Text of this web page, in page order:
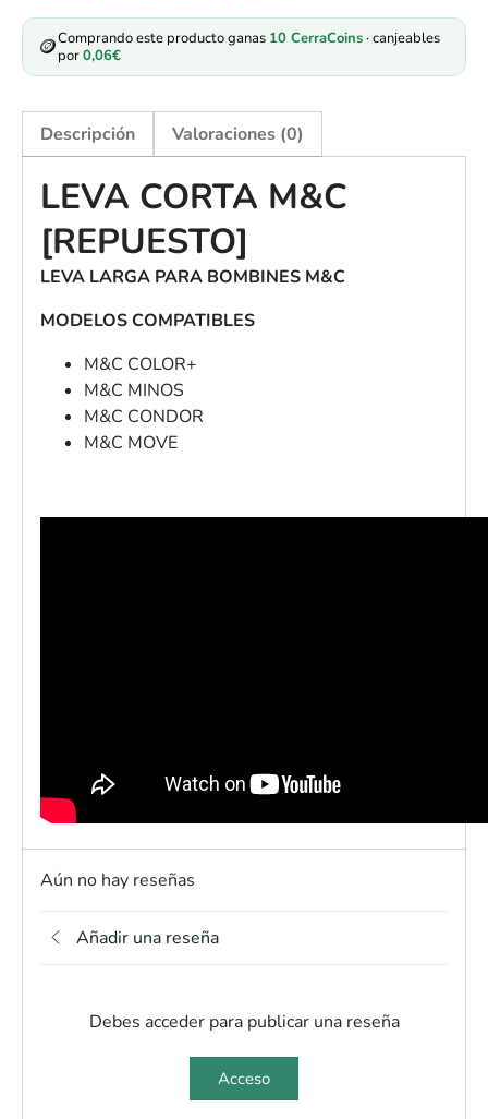
🪙Comprando este producto ganas 10 CerraCoins· canjeables
por0,06€
Descripción Valoraciones (0)
LEVA CORTA M&C
[REPUESTO]
LEVA LARGA PARA BOMBINES M&C
MODELOS COMPATIBLES
M&C COLOR+
M&C MINOS
M&C CONDOR
M&C MOVE
Aún no hay reseñas
Añadir una reseña
Debes acceder para publicar una reseña
Acceso